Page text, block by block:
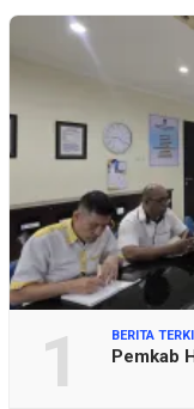
1 BERITA
Pemkab